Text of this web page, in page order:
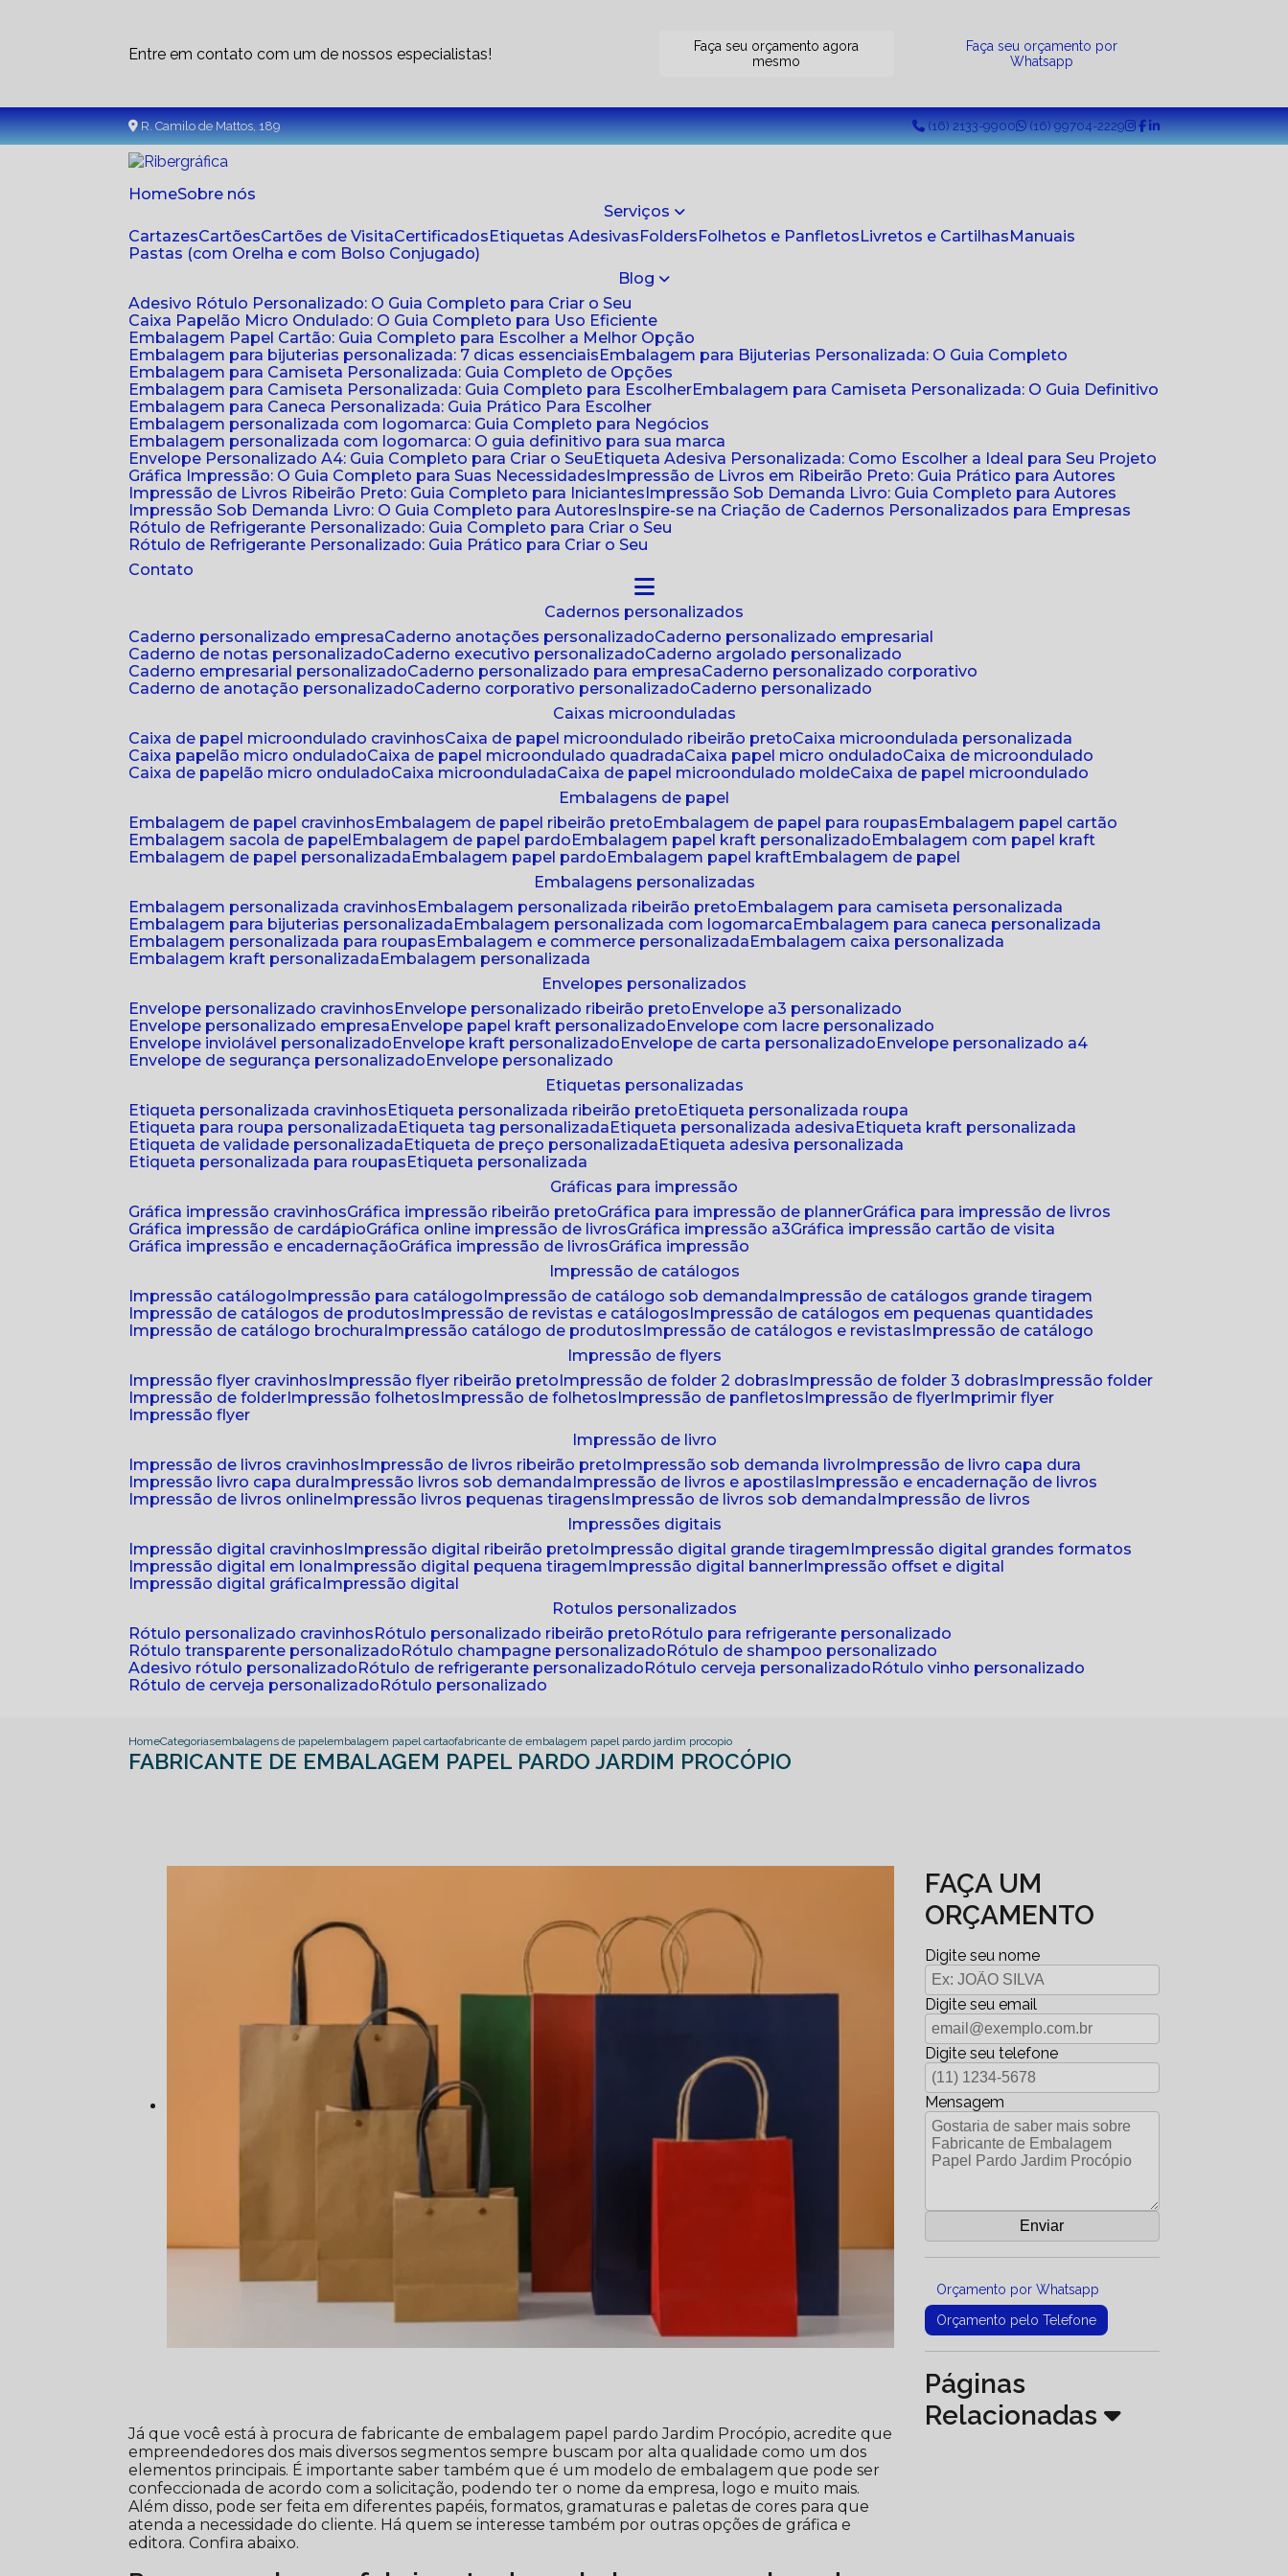
Entre em contato com um de nossos especialistas!
Faça seu orçamento agora
mesmo
Faça seu orçamento por
Whatsapp
R. Camilo de Mattos, 189 (16) 2133-9900 (16) 99704-2229
Home Sobre nós
Serviços
Cartazes
Cartões Cartões de Visita Certificados Etiquetas Adesivas Folders Folhetos e Panfletos Livretos e Cartilhas
Manuais
Pastas (com Orelha e com Bolso Conjugado)
Blog
Adesivo Rótulo Personalizado: O Guia Completo para Criar o Seu
Caixa Papelão Micro Ondulado: O Guia Completo para Uso Eficiente
Embalagem Papel Cartão: Guia Completo para Escolher a Melhor Opção
Embalagem para bijuterias personalizada: 7 dicas essenciais
Embalagem para Bijuterias Personalizada: O Guia Completo
Embalagem para Camiseta Personalizada: Guia Completo de Opções
Embalagem para Camiseta Personalizada: Guia Completo para Escolher
Embalagem para Camiseta Personalizada: O Guia Definitivo
Embalagem para Caneca Personalizada: Guia Prático Para Escolher
Embalagem personalizada com logomarca: Guia Completo para Negócios
Embalagem personalizada com logomarca: O guia definitivo para sua marca
Envelope Personalizado A4: Guia Completo para Criar o Seu
Etiqueta Adesiva Personalizada: Como Escolher a Ideal para Seu Projeto
Gráfica Impressão: O Guia Completo para Suas Necessidades Impressão de Livros em Ribeirão Preto: Guia Prático para Autores
Impressão de Livros Ribeirão Preto: Guia Completo para Iniciantes Impressão Sob Demanda Livro: Guia Completo para Autores
Impressão Sob Demanda Livro: O Guia Completo para Autores Inspire-se na Criação de Cadernos Personalizados para Empresas
Rótulo de Refrigerante Personalizado: Guia Completo para Criar o Seu
Rótulo de Refrigerante Personalizado: Guia Prático para Criar o Seu
Contato
cadernos personalizados
caderno personalizado empresa
caderno anotações personalizado
caderno personalizado empresarial
caderno de notas personalizado
caderno executivo personalizado
caderno argolado personalizado
caderno empresarial personalizado
caderno personalizado para empresa
caderno personalizado corporativo
caderno de anotação personalizado
caderno corporativo personalizado
caderno personalizado
caixas microonduladas
caixa de papel microondulado cravinhos
caixa de papel microondulado ribeirão preto
caixa microondulada personalizada
caixa papelão micro ondulado
caixa de papel microondulado quadrada caixa papel micro ondulado
caixa de microondulado
caixa de papelão micro ondulado
caixa microondulada caixa de papel microondulado molde
caixa de papel microondulado
embalagens de papel
embalagem de papel cravinhos
embalagem de papel ribeirão preto embalagem de papel para roupas
embalagem papel cartão
embalagem sacola de papel
embalagem de papel pardo embalagem papel kraft personalizado
embalagem com papel kraft
embalagem de papel personalizada
embalagem papel pardo embalagem papel kraft
embalagem de papel
embalagens personalizadas
embalagem personalizada cravinhos
embalagem personalizada ribeirão preto
embalagem para camiseta personalizada
embalagem para bijuterias personalizada
embalagem personalizada com logomarca
embalagem para caneca personalizada
embalagem personalizada para roupas
embalagem e commerce personalizada
embalagem caixa personalizada
embalagem kraft personalizada
embalagem personalizada
envelopes personalizados
envelope personalizado cravinhos
envelope personalizado ribeirão preto
envelope a3 personalizado
envelope personalizado empresa
envelope papel kraft personalizado
envelope com lacre personalizado
envelope inviolável personalizado
envelope kraft personalizado envelope de carta personalizado
envelope personalizado a4
envelope de segurança personalizado
envelope personalizado
etiquetas personalizadas
etiqueta personalizada cravinhos
etiqueta personalizada ribeirão preto
etiqueta personalizada roupa
etiqueta para roupa personalizada
etiqueta tag personalizada etiqueta personalizada adesiva
etiqueta kraft personalizada
etiqueta de validade personalizada
etiqueta de preço personalizada
etiqueta adesiva personalizada
etiqueta personalizada para roupas
etiqueta personalizada
gráficas para impressão
gráfica impressão cravinhos
gráfica impressão ribeirão preto gráfica para impressão de planner
gráfica para impressão de livros
gráfica impressão de cardápio
gráfica online impressão de livros gráfica impressão a3
gráfica impressão cartão de visita
gráfica impressão e encadernação
gráfica impressão de livros
gráfica impressão
impressão de catálogos
impressão catálogo impressão para catálogo impressão de catálogo sob demanda impressão de catálogos grande tiragem
impressão de catálogos de produtos impressão de revistas e catálogos impressão de catálogos em pequenas quantidades
impressão de catálogo brochura impressão catálogo de produtos impressão de catálogos e revistas impressão de catálogo
impressão de flyers
impressão flyer cravinhos impressão flyer ribeirão preto impressão de folder 2 dobras impressão de folder 3 dobras impressão folder
impressão de folder impressão folhetos impressão de folhetos impressão de panfletos impressão de flyer imprimir flyer
impressão flyer
impressão de livro
impressão de livros cravinhos impressão de livros ribeirão preto impressão sob demanda livro impressão de livro capa dura
impressão livro capa dura impressão livros sob demanda impressão de livros e apostilas impressão e encadernação de livros
impressão de livros online impressão livros pequenas tiragens impressão de livros sob demanda impressão de livros
impressões digitais
impressão digital cravinhos impressão digital ribeirão preto impressão digital grande tiragem impressão digital grandes formatos
impressão digital em lona impressão digital pequena tiragem impressão digital banner impressão offset e digital
impressão digital gráfica impressão digital
rotulos personalizados
rótulo personalizado cravinhos
rótulo personalizado ribeirão preto
rótulo para refrigerante personalizado
rótulo transparente personalizado
rótulo champagne personalizado
rótulo de shampoo personalizado
adesivo rótulo personalizado
rótulo de refrigerante personalizado rótulo cerveja personalizado
rótulo vinho personalizado
rótulo de cerveja personalizado
rótulo personalizado
HomeCategoriasembalagens de papelembalagem papel cartaofabricante de embalagem papel pardo jardim procopio
FABRICANTE DE EMBALAGEM PAPEL PARDO JARDIM PROCÓPIO
Já que você está à procura de fabricante de embalagem papel pardo Jardim Procópio, acredite que
empreendedores dos mais diversos segmentos sempre buscam por alta qualidade como um dos
elementos principais. É importante saber também que é um modelo de embalagem que pode ser
confeccionada de acordo com a solicitação, podendo ter o nome da empresa, logo e muito mais.
Além disso, pode ser feita em diferentes papéis, formatos, gramaturas e paletas de cores para que
atenda a necessidade do cliente. Há quem se interesse também por outras opções de gráfica e
editora. Confira abaixo.
FAÇA UM
ORÇAMENTO
Digite seu nome
Digite seu email
Digite seu telefone
Mensagem
Orçamento por Whatsapp
Orçamento pelo Telefone
Páginas
Relacionadas